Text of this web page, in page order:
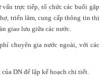
trực tiếp, tổ chức các buổi gặp
triển lãm, cung cấp thông tin thị
giao lưu giữa các nước.
chuyên gia nước ngoài, với các
DN để lập kế hoạch chi tiết.